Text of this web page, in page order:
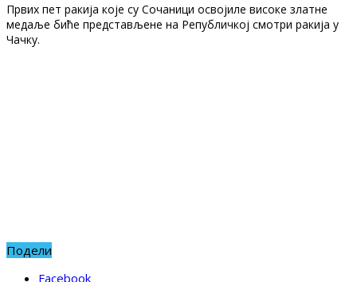
Првих пет ракија које су Сочаници освојиле високе златне
медаље биће представљене на Републичкој смотри ракија у
Чачку.
Подели
Facebook